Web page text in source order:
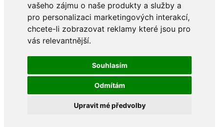
vašeho zájmu o naše produkty a služby a
pro personalizaci marketingových interakcí,
chcete-li zobrazovat reklamy které jsou pro
vás relevantnější.
Souhlasím
Odmítám
Upravit mé předvolby